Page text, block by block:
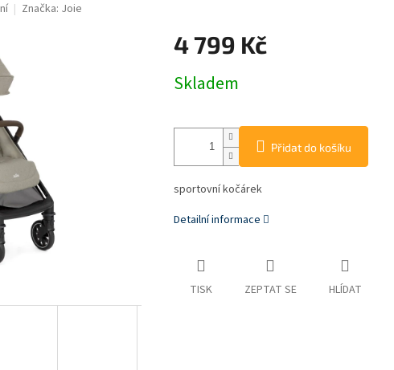
Značka: Joie
4 799 Kč
cena:
Skladem
Přidat do košíku
sportovní kočárek
Detailní informace
TISK ZEPTAT SE HLÍDAT